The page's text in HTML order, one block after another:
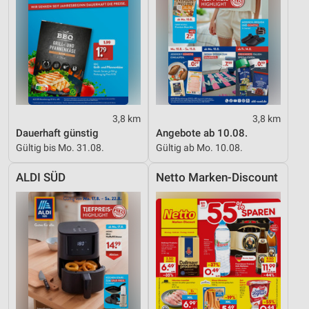
3,8 km
Dauerhaft günstig
Gültig bis Mo. 31.08.
3,8 km
Angebote ab 10.08.
Gültig ab Mo. 10.08.
ALDI SÜD Netto Marken-Discount
Performance
Funktional
Werbung